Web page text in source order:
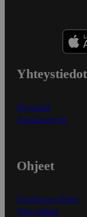
Yhteystiedot
Myymälät
Asiakaspalvelu
Ohjeet
Ensitilaajan ohjeet
Näin maksat